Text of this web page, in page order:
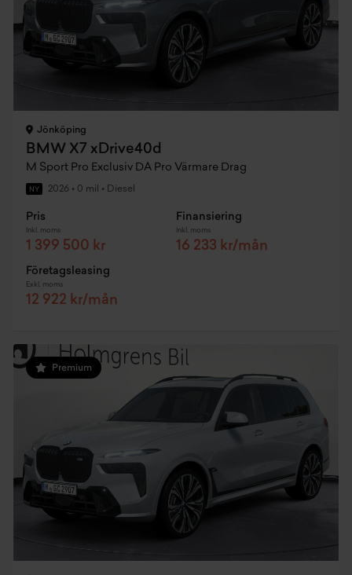
Jönköping
BMW X7 xDrive40d
M Sport Pro Exclusiv DA Pro Värmare Drag
NY 2026 • 0 mil • Diesel
Pris
Inkl. moms
1 399 500 kr
Finansiering
Inkl. moms
16 233 kr/mån
Företagsleasing
Exkl. moms
12 922 kr/mån
Premium